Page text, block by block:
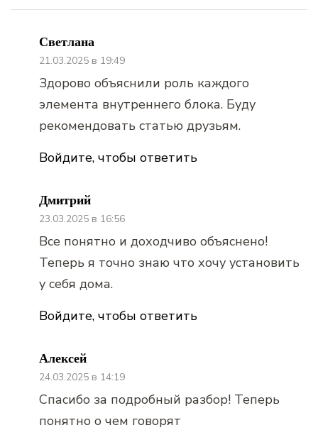
Светлана
21.03.2025 в 19:49
Войдите, чтобы ответить
Здорово объяснили роль каждого
элемента внутреннего блока. Буду
рекомендовать статью друзьям.
Дмитрий
23.03.2025 в 16:56
Войдите, чтобы ответить
Все понятно и доходчиво объяснено!
Теперь я точно знаю что хочу установить
у себя дома.
Алексей
24.03.2025 в 14:19
Спасибо за подробный разбор! Теперь
понятно о чем говорят